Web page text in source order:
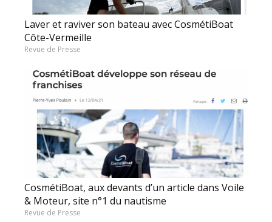
Laver et raviver son bateau avec CosmétiBoat
Côte-Vermeille
Revue de Presse
CosmétiBoat, aux devants d’un article dans Voile
& Moteur, site n°1 du nautisme
Revue de Presse